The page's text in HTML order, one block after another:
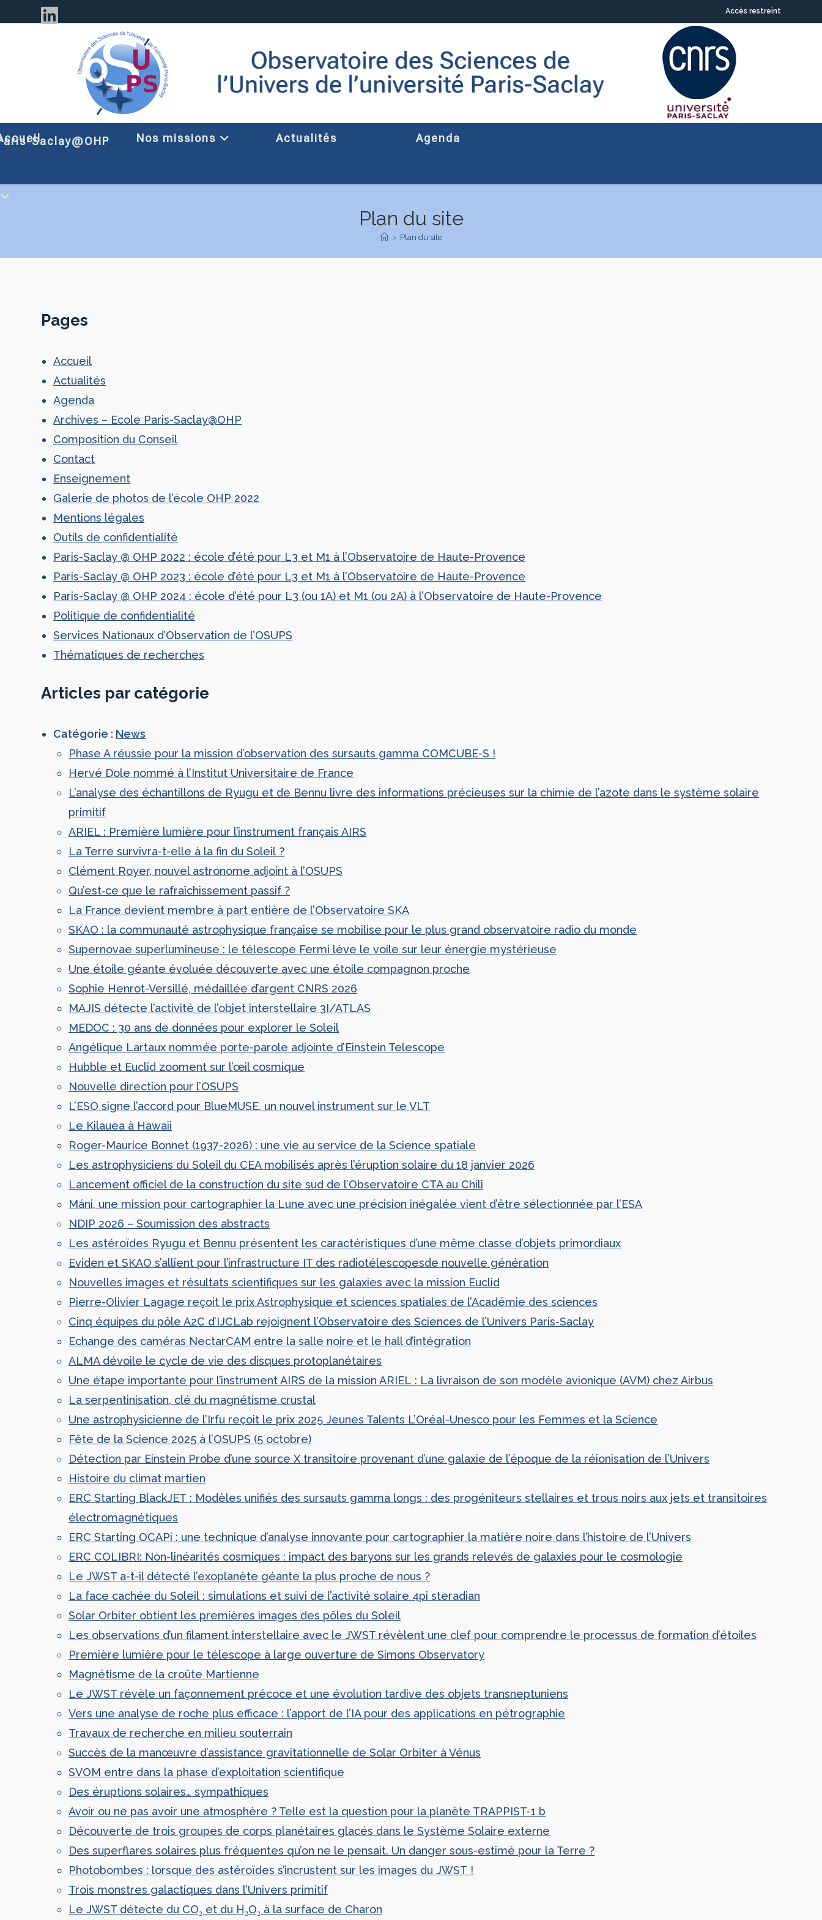
Accès restreint
Nos missions Actualités Agenda
Saclay@OHP
Plan du site
> Plan du site
Pages
Accueil
Actualités
Agenda
Archives – Ecole Paris-Saclay@OHP
Composition du Conseil
Contact
Enseignement
Galerie de photos de l’école OHP 2022
Mentions légales
Outils de confidentialité
Paris-Saclay @ OHP 2022 : école d’été pour L3 et M1 à l’Observatoire de Haute-Provence
Paris-Saclay @ OHP 2023 : école d’été pour L3 et M1 à l’Observatoire de Haute-Provence
Paris-Saclay @ OHP 2024 : école d’été pour L3 (ou 1A) et M1 (ou 2A) à l’Observatoire de Haute-Provence
Politique de confidentialité
Services Nationaux d’Observation de l’OSUPS
Thématiques de recherches
Articles par catégorie
Catégorie : News
Phase A réussie pour la mission d’observation des sursauts gamma COMCUBE-S !
Hervé Dole nommé à l’Institut Universitaire de France
L’analyse des échantillons de Ryugu et de Bennu livre des informations précieuses sur la chimie de l’azote dans le système solaire
primitif
ARIEL : Première lumière pour l’instrument français AIRS
La Terre survivra-t-elle à la fin du Soleil ?
Clément Royer, nouvel astronome adjoint à l’OSUPS
Qu’est‑ce que le rafraîchissement passif ?
La France devient membre à part entière de l’Observatoire SKA
SKAO : la communauté astrophysique française se mobilise pour le plus grand observatoire radio du monde
Supernovae superlumineuse : le télescope Fermi lève le voile sur leur énergie mystérieuse
Une étoile géante évoluée découverte avec une étoile compagnon proche
Sophie Henrot-Versillé, médaillée d’argent CNRS 2026
MAJIS détecte l’activité de l’objet interstellaire 3I/ATLAS
MEDOC : 30 ans de données pour explorer le Soleil
Angélique Lartaux nommée porte-parole adjointe d’Einstein Telescope
Hubble et Euclid zooment sur l’œil cosmique
Nouvelle direction pour l’OSUPS
L’ESO signe l’accord pour BlueMUSE, un nouvel instrument sur le VLT
Le Kilauea à Hawaii
Roger-Maurice Bonnet (1937-2026) : une vie au service de la Science spatiale
Les astrophysiciens du Soleil du CEA mobilisés après l’éruption solaire du 18 janvier 2026
Lancement officiel de la construction du site sud de l’Observatoire CTA au Chili
Máni, une mission pour cartographier la Lune avec une précision inégalée vient d’être sélectionnée par l’ESA
NDIP 2026 – Soumission des abstracts
Les astéroïdes Ryugu et Bennu présentent les caractéristiques d’une même classe d’objets primordiaux
Eviden et SKAO s’allient pour l’infrastructure IT des radiotélescopesde nouvelle génération
Nouvelles images et résultats scientifiques sur les galaxies avec la mission Euclid
Pierre-Olivier Lagage reçoit le prix Astrophysique et sciences spatiales de l’Académie des sciences
Cinq équipes du pôle A2C d’IJCLab rejoignent l’Observatoire des Sciences de l’Univers Paris-Saclay
Echange des caméras NectarCAM entre la salle noire et le hall d’intégration
ALMA dévoile le cycle de vie des disques protoplanétaires
Une étape importante pour l’instrument AIRS de la mission ARIEL : La livraison de son modèle avionique (AVM) chez Airbus
La serpentinisation, clé du magnétisme crustal
Une astrophysicienne de l’Irfu reçoit le prix 2025 Jeunes Talents L’Oréal-Unesco pour les Femmes et la Science
Fête de la Science 2025 à l’OSUPS (5 octobre)
Détection par Einstein Probe d’une source X transitoire provenant d’une galaxie de l’époque de la réionisation de l’Univers
Histoire du climat martien
ERC Starting BlackJET : Modèles unifiés des sursauts gamma longs : des progéniteurs stellaires et trous noirs aux jets et transitoires
électromagnétiques
ERC Starting OCAPi : une technique d’analyse innovante pour cartographier la matière noire dans l’histoire de l’Univers
ERC COLIBRI: Non-linéarités cosmiques : impact des baryons sur les grands relevés de galaxies pour le cosmologie
Le JWST a-t-il détecté l’exoplanète géante la plus proche de nous ?
La face cachée du Soleil : simulations et suivi de l’activité solaire 4pi steradian
Solar Orbiter obtient les premières images des pôles du Soleil
Les observations d’un filament interstellaire avec le JWST révèlent une clef pour comprendre le processus de formation d’étoiles
Première lumière pour le télescope à large ouverture de Simons Observatory
Magnétisme de la croûte Martienne
Le JWST révèle un façonnement précoce et une évolution tardive des objets transneptuniens
Vers une analyse de roche plus efficace : l’apport de l’IA pour des applications en pétrographie
Travaux de recherche en milieu souterrain
Succès de la manœuvre d’assistance gravitationnelle de Solar Orbiter à Vénus
SVOM entre dans la phase d’exploitation scientifique
Des éruptions solaires… sympathiques
Avoir ou ne pas avoir une atmosphère ? Telle est la question pour la planète TRAPPIST-1 b
Découverte de trois groupes de corps planétaires glacés dans le Système Solaire externe
Des superflares solaires plus fréquentes qu’on ne le pensait. Un danger sous-estimé pour la Terre ?
Photobombes : lorsque des astéroïdes s’incrustent sur les images du JWST !
Trois monstres galactiques dans l’Univers primitif
Le JWST détecte du CO₂ et du H₂O₂ à la surface de Charon